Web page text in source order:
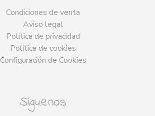
Condiciones de venta
Aviso legal
Política de privacidad
Política de cookies
Configuración de Cookies
Síguenos